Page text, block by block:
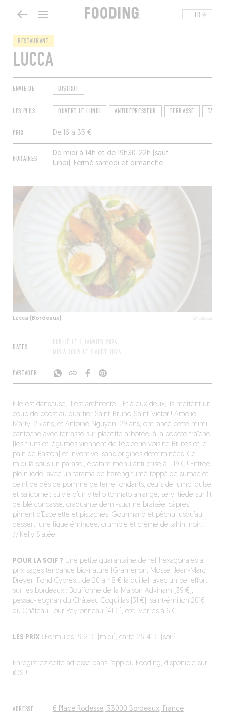
FR
RESTAURANT
LUCCA
ENVIE DE BISTROT
LES PLUS OUVERT LE LUNDI ANTIDÉPRESSEUR TERRASSE
PRIX De 16 à 35 €
HORAIRES
De midi à 14h et de 19h30-22h (sauf
lundi). Fermé samedi et dimanche.
Lucca (Bordeaux) © Lucca
DATES
PUBLIÉ LE
1 JANVIER 2024
MIS À JOUR LE 3 AOÛT 2026
PARTAGER
ADRESSE 6 Place Rodesse, 33000 Bordeaux, France
Elle est danseuse, il est architecte… Et à eux deux, ils mettent un
coup de boost au quartier Saint-Bruno-Saint-Victor ! Amélie
Marty, 25 ans, et Antoine Nguyen, 29 ans, ont lancé cette mimi
cantoche avec terrasse sur placette arborée, à la popote fraîche
(les fruits et légumes viennent de l’épicerie voisine Brutes et le
pain de Baston) et inventive, sans origines déterminées. Ce
midi-là sous un parasol, épatant menu anti-crise à… 19 € ! Entrée
plein iode, avec un tarama de hareng fumé toppé de sumac et
ceint de dés de pomme de terre fondants, œufs de lump, dulse
et salicorne ; suivie d’un vitello tonnato arrangé, servi tiède sur lit
de blé concassé, craquante demi-sucrine braisée, câpres,
piment d’Espelette et pistaches. Gourmand et pêchu jusqu’au
dessert, une figue émincée, crumble et crème de tahini noir.
// Kelly Slatée
POUR LA SOIF ? Une petite quarantaine de réf hexagonales à
prix sages tendance bio-nature (Gramenon, Mosse, Jean-Marc
Dreyer, Fond Cyprès… de 20 à 48 € la quille), avec un bel effort
sur les bordeaux : Bouffonne de la Maison Advinam (39 €),
pessac-léognan du Château Coquillas (31 €), saint-émilion 2016
du Château Tour Peyronneau (41 €), etc. Verres à 6 €.
LES PRIX :Formules 19-21 € (midi), carte 26-41 € (soir).
Enregistrez cette adresse dans l’app du Fooding, disponible sur
iOS !